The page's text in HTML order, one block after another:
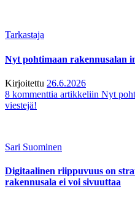
Tarkastaja
Nyt pohtimaan rakennusalan
Kirjoitettu 26.6.2026
8 kommenttia artikkeliin Nyt
viestejä!
Sari Suominen
Digitaalinen riippuvuus on
rakennusala ei voi sivuuttaa